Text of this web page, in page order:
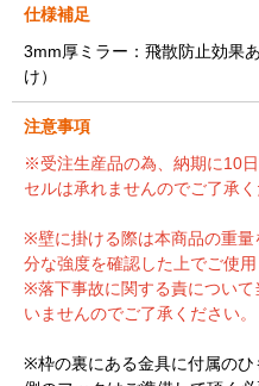
仕様補足
3mm厚ミラー：飛散防止効果
け）
注意事項
※受注生産品の為、納期に10
セルは承れませんのでご了承く
※壁に掛ける際は本商品の重
分な強度を確認した上でご使用
※落下事故に関する責について
いませんのでご了承ください。
※枠の裏にある金具に付属の